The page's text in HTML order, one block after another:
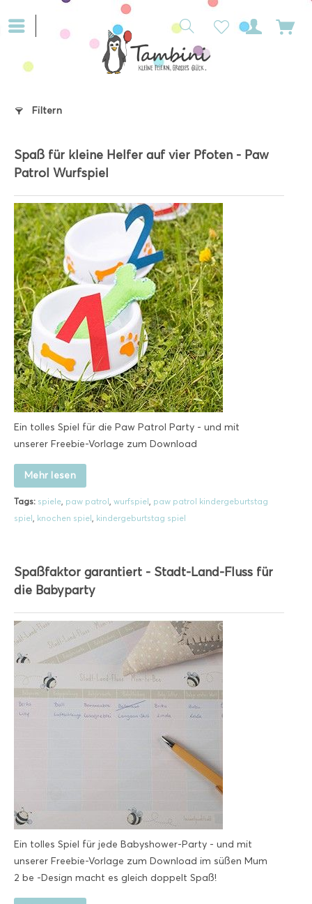
Filtern
Spaß für kleine Helfer auf vier Pfoten - Paw
Patrol Wurfspiel
Ein tolles Spiel für die Paw Patrol Party - und mit
unserer Freebie-Vorlage zum Download
Mehr lesen
Tags: spiele, paw patrol, wurfspiel, paw patrol kindergeburtstag
spiel, knochen spiel, kindergeburtstag spiel
Spaßfaktor garantiert - Stadt-Land-Fluss für
die Babyparty
Ein tolles Spiel für jede Babyshower-Party - und mit
unserer Freebie-Vorlage zum Download im süßen Mum
2 be -Design macht es gleich doppelt Spaß!